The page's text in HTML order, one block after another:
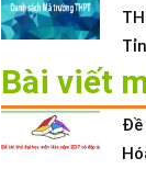
Bài viết